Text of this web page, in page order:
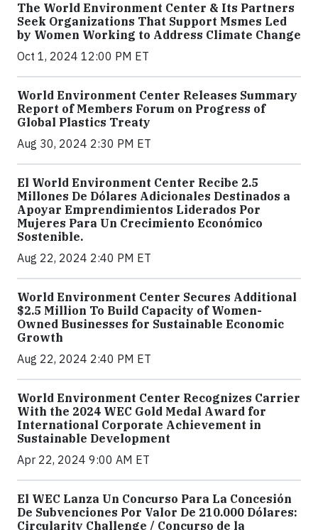
The World Environment Center & Its Partners
Seek Organizations That Support Msmes Led
by Women Working to Address Climate Change
Oct 1, 2024 12:00 PM ET
World Environment Center Releases Summary
Report of Members Forum on Progress of
Global Plastics Treaty
Aug 30, 2024 2:30 PM ET
El World Environment Center Recibe 2.5
Millones De Dólares Adicionales Destinados a
Apoyar Emprendimientos Liderados Por
Mujeres Para Un Crecimiento Económico
Sostenible.
Aug 22, 2024 2:40 PM ET
World Environment Center Secures Additional
$2.5 Million To Build Capacity of Women-
Owned Businesses for Sustainable Economic
Growth
Aug 22, 2024 2:40 PM ET
World Environment Center Recognizes Carrier
With the 2024 WEC Gold Medal Award for
International Corporate Achievement in
Sustainable Development
Apr 22, 2024 9:00 AM ET
El WEC Lanza Un Concurso Para La Concesión
De Subvenciones Por Valor De 210.000 Dólares:
Circularity Challenge / Concurso de la